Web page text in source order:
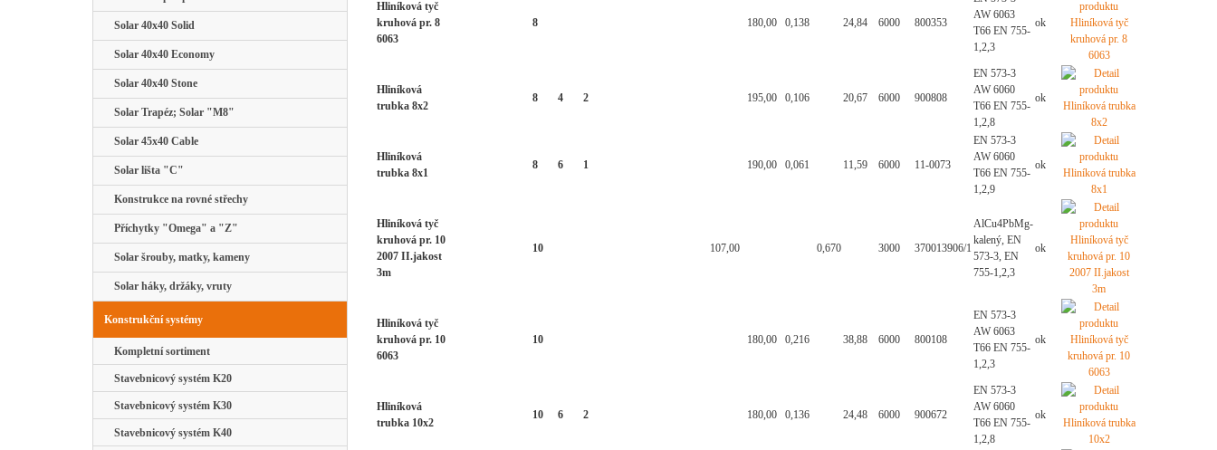
Solar 40x40 Solid
Solar 40x40 Economy
Solar 40x40 Stone
Solar Trapéz; Solar "M8"
Solar 45x40 Cable
Solar lišta "C"
Konstrukce na rovné střechy
Příchytky "Omega" a "Z"
Solar šrouby, matky, kameny
Solar háky, držáky, vruty
Konstrukční systémy
Kompletní sortiment
Stavebnicový systém K20
Stavebnicový systém K30
Stavebnicový systém K40
Hliníková tyč
kruhová pr. 8
6063
8 180,00 0,138 24,84 6000 800353
AW 6063
T66 EN 755-
1,2,3
ok
Hliníková
trubka 8x2
8 4 2 195,00 0,106 20,67 6000 900808
EN 573-3
AW 6060
T66 EN 755-
1,2,8
ok
Hliníková
trubka 8x1
8 6 1 190,00 0,061 11,59 6000 11-0073
EN 573-3
AW 6060
T66 EN 755-
1,2,9
ok
Hliníková tyč
kruhová pr. 10
2007 II.jakost
3m
10 107,00 0,670 3000 370013906/1
AlCu4PbMg-
kalený, EN
573-3, EN
755-1,2,3
ok
Hliníková tyč
kruhová pr. 10
6063
10 180,00 0,216 38,88 6000 800108
EN 573-3
AW 6063
T66 EN 755-
1,2,3
ok
Hliníková
trubka 10x2
10 6 2 180,00 0,136 24,48 6000 900672
EN 573-3
AW 6060
T66 EN 755-
1,2,8
ok